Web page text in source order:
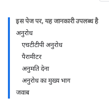
इस पेज पर, यह जानकारी उपलब्ध है
अनुरोध
एचटीटीपी अनुरोध
पैरामीटर
अनुमति देना
अनुरोध का मुख्य भाग
जवाब